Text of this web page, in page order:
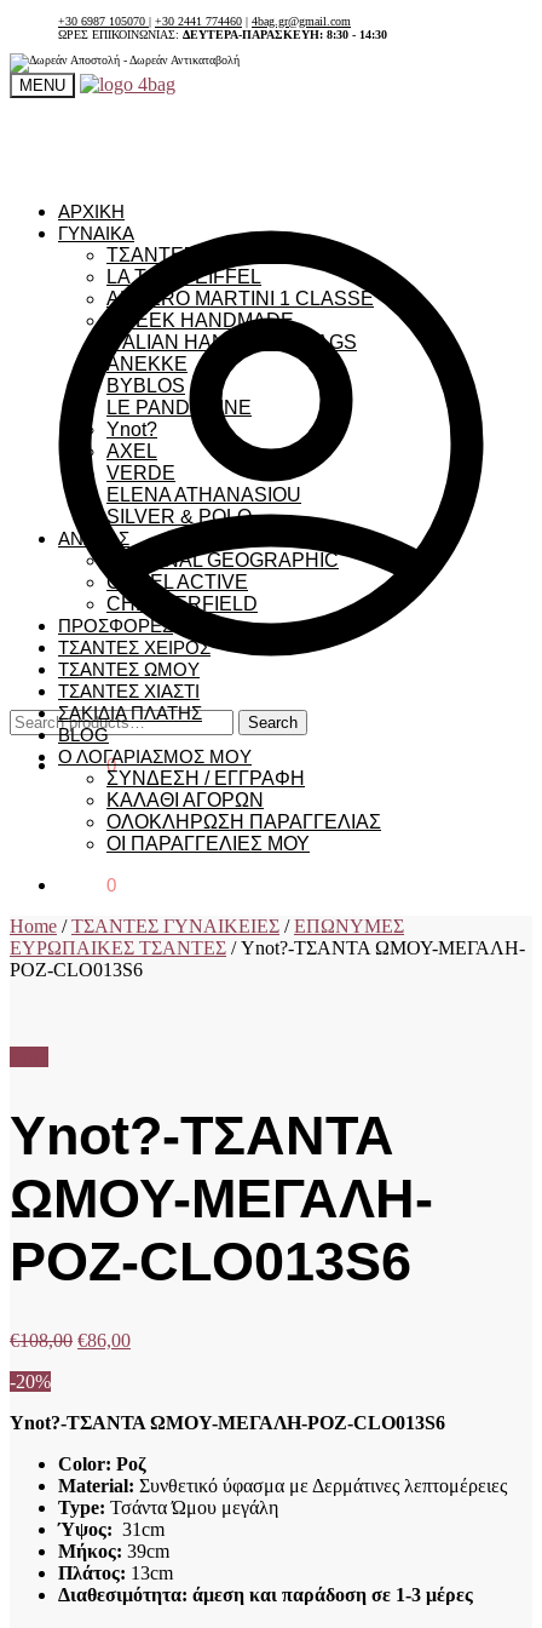
+30 6987 105070 | +30 2441 774460 | 4bag.gr@gmail.com
ΩΡΕΣ ΕΠΙΚΟΙΝΩΝΙΑΣ: ΔΕΥΤΕΡΑ-ΠΑΡΑΣΚΕΥΗ: 8:30 - 14:30
MENU
Search
for:
Search
€0,00 0
ΑΡΧΙΚΗ
ΓΥΝΑΙΚΑ
ΤΣΑΝΤΕΣ ΓΥΝΑΙΚΕΙΕΣ
LA TOUR EIFFEL
ALVIERO MARTINI 1 CLASSE
GREEK HANDMADE
ITALIAN HANDMADE BAGS
ANEKKE
BYBLOS
LE PANDORINE
Ynot?
AXEL
VERDE
ELENA ATHANASIOU
SILVER & POLO
ΑΝΔΡΑΣ
NATIONAL GEOGRAPHIC
CAMEL ACTIVE
CHESTERFIELD
ΠΡΟΣΦΟΡΕΣ
ΤΣΑΝΤΕΣ ΧΕΙΡΟΣ
ΤΣΑΝΤΕΣ ΩΜΟΥ
ΤΣΑΝΤΕΣ ΧΙΑΣΤΙ
ΣΑΚΙΔΙΑ ΠΛΑΤΗΣ
BLOG
Ο ΛΟΓΑΡΙΑΣΜΟΣ ΜΟΥ
ΣΥΝΔΕΣΗ / ΕΓΓΡΑΦΗ
ΚΑΛΑΘΙ ΑΓΟΡΩΝ
ΟΛΟΚΛΗΡΩΣΗ ΠΑΡΑΓΓΕΛΙΑΣ
ΟΙ ΠΑΡΑΓΓΕΛΙΕΣ ΜΟΥ
0
Home /ΤΣΑΝΤΕΣ ΓΥΝΑΙΚΕΙΕΣ /ΕΠΩΝΥΜΕΣ
ΕΥΡΩΠΑΙΚΕΣ ΤΣΑΝΤΕΣ /Ynot?-ΤΣΑΝΤΑ ΩΜΟΥ-ΜΕΓΑΛΗ-
ΡΟΖ-CLO013S6
Ynot?-ΤΣΑΝΤΑ
ΩΜΟΥ-ΜΕΓΑΛΗ-
ΡΟΖ-CLO013S6
€108,00 €86,00
-20%
Ynot?-ΤΣΑΝΤΑ ΩΜΟΥ-ΜΕΓΑΛΗ-ΡΟΖ-CLO013S6
Color: Ροζ
Material: Συνθετικό ύφασμα με Δερμάτινες λεπτομέρειες
Type: Τσάντα Ώμου μεγάλη
Ύψος: 31cm
Μήκος: 39cm
Πλάτος: 13cm
Διαθεσιμότητα: άμεση και παράδοση σε 1-3 μέρες